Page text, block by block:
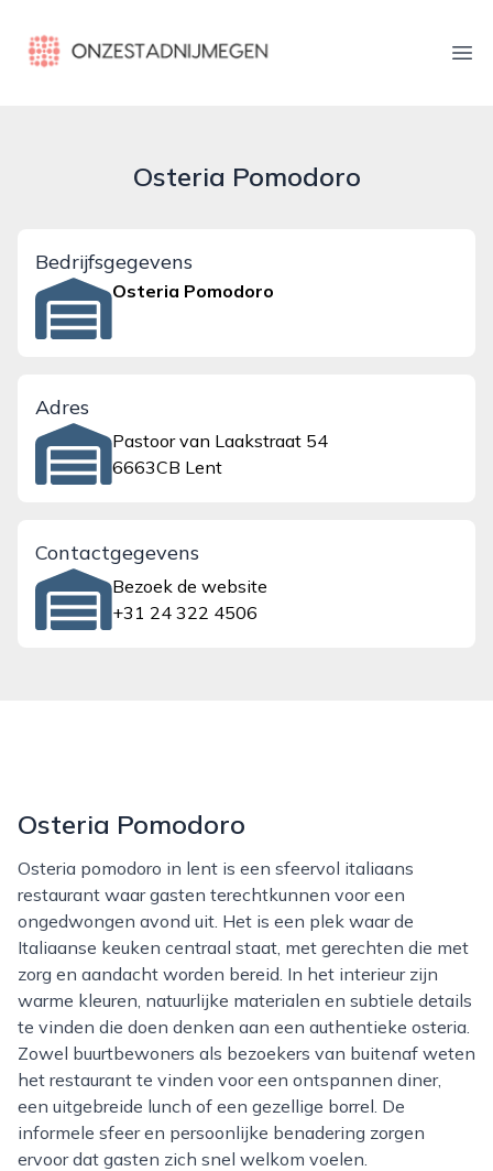
onzestadnijmegen.nl
Osteria Pomodoro
Bedrijfsgegevens
Osteria Pomodoro
Adres
Pastoor van Laakstraat 54
6663CB Lent
Contactgegevens
Bezoek de website
+31 24 322 4506
Osteria Pomodoro
Osteria pomodoro in lent is een sfeervol italiaans
restaurant waar gasten terechtkunnen voor een
ongedwongen avond uit. Het is een plek waar de
Italiaanse keuken centraal staat, met gerechten die met
zorg en aandacht worden bereid. In het interieur zijn
warme kleuren, natuurlijke materialen en subtiele details
te vinden die doen denken aan een authentieke osteria.
Zowel buurtbewoners als bezoekers van buitenaf weten
het restaurant te vinden voor een ontspannen diner,
een uitgebreide lunch of een gezellige borrel. De
informele sfeer en persoonlijke benadering zorgen
ervoor dat gasten zich snel welkom voelen.